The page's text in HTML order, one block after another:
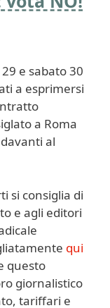
e sabato 30
a esprimersi
a Roma
al
si consiglia di
e agli editori
qui
questo
giornalistico
tariffari e